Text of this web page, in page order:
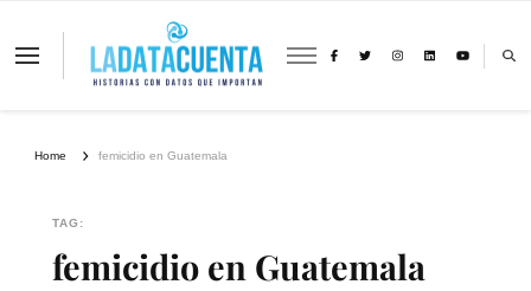
La Data Cuenta es una plataforma
Home femicidio en Guatemala
TAG:
femicidio en Guatemala